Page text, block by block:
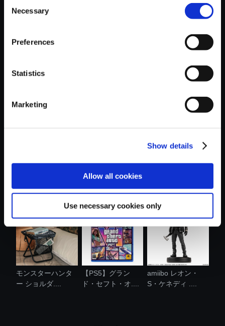
Selection
Necessary
Preferences
Statistics
Marketing
Show details
Allow all cookies
Use necessary cookies only
カプコンフィギュ
モンスターハンタ
ー ショルダ....
【PS5】グラン
ド・セフト・オ....
amiibo レオン・
S・ケネディ ....